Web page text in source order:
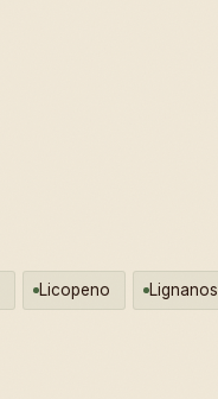
Licopeno Lignanos